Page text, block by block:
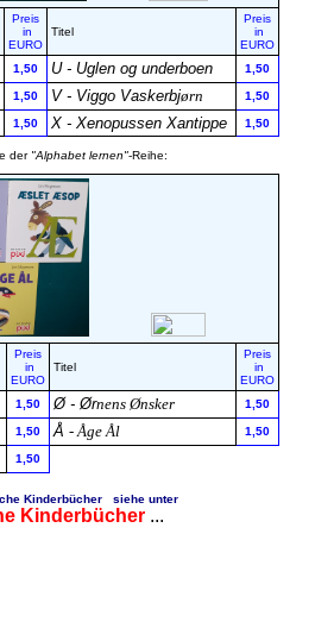
Preis
in
EURO
Titel
Preis
in
EURO
1,50 U - Uglen og underboen 1,50
1,50 V - Viggo Vaskerbjørn 1,50
1,50 X - Xenopussen Xantippe 1,50
der "Alphabet lernen"-Reihe:
Preis
in
EURO
Titel
Preis
in
EURO
1,50 Ø - Ørnens Ønsker 1,50
1,50 Å - Åge Ål 1,50
1,50
Kinderbücher siehe unter
Kinderbücher...